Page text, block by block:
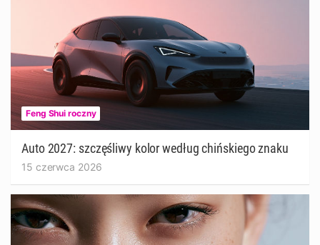
Feng Shui roczny
Auto 2027: szczęśliwy kolor według chińskiego znaku
15 czerwca 2026